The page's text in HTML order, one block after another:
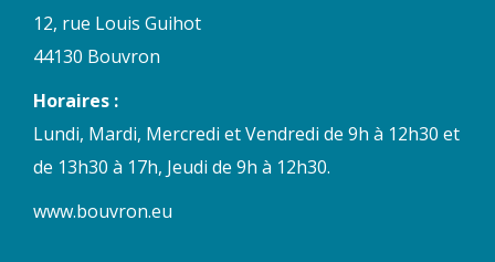
12, rue Louis Guihot
44130 Bouvron
Horaires :
Lundi, Mardi, Mercredi et Vendredi de 9h à 12h30 et
de 13h30 à 17h, Jeudi de 9h à 12h30.
www.bouvron.eu